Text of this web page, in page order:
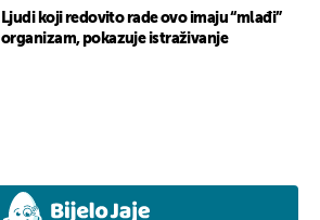
Ljudi koji redovito rade ovo imaju “mlađi”
organizam, pokazuje istraživanje